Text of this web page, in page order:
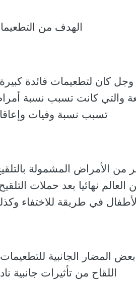
الهدف من
وجل كان لتطعيمات فائدة
والتي كانت تسبب نسبة
تسبب نسبة وفيات
من الأمراض المشمولة
العالم نهائيا بعد حملات
في طريقة للاختفاء
المضار الجانبية
اللقاح من تأثيرات جانبية